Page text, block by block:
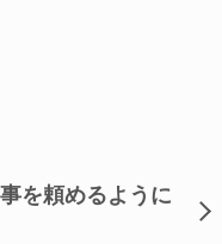
を頼めるように